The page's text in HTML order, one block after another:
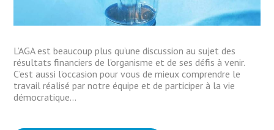
L’AGA est beaucoup plus qu’une discussion au sujet des
résultats financiers de l’organisme et de ses défis à venir.
C’est aussi l’occasion pour vous de mieux comprendre le
travail réalisé par notre équipe et de participer à la vie
démocratique...